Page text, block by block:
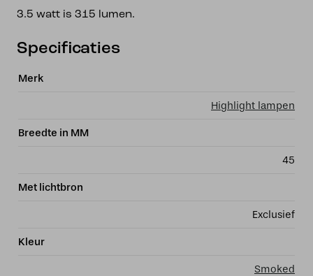
3.5 watt is 315 lumen.
Specificaties
Merk
Highlight lampen
Breedte in MM
45
Met lichtbron
Exclusief
Kleur
Smoked